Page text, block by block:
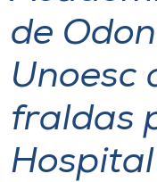
Pesquisa
Atendimento ao
Portal de Ensino
de
Unoesc
fraldas